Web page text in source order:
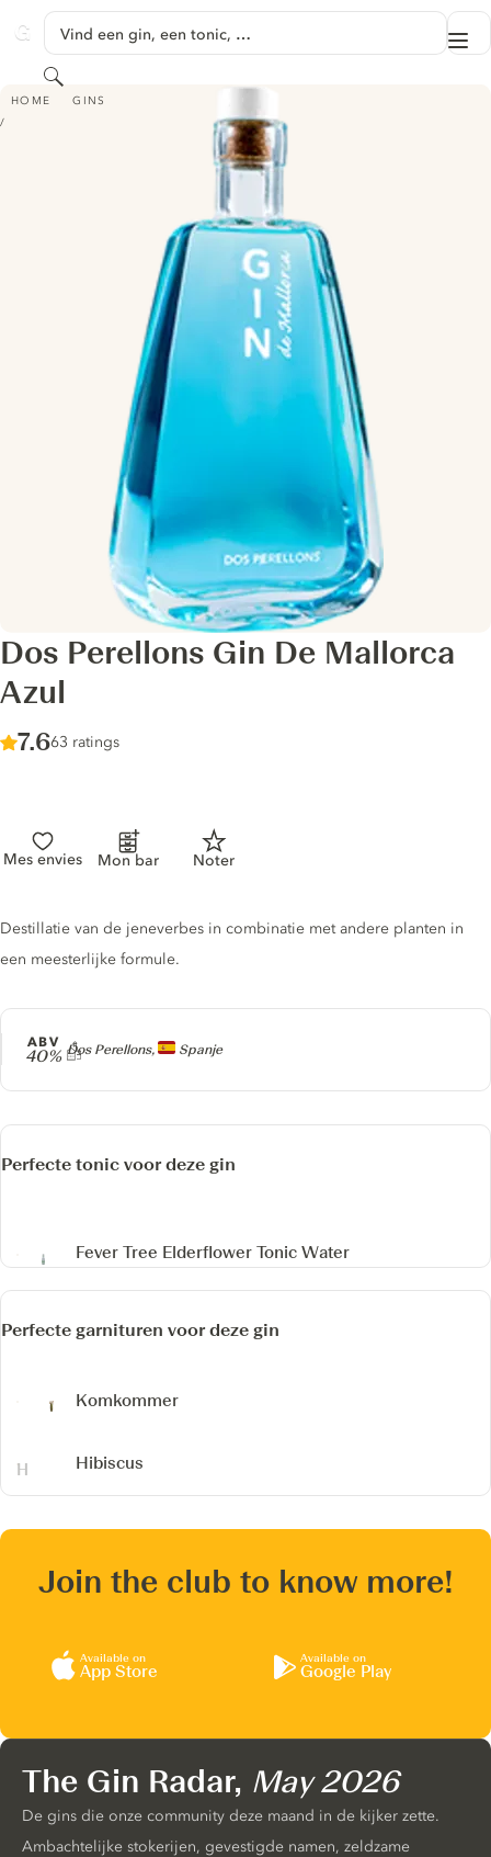
GINVENTORY
Vind een gin, een tonic, …
Zoeken
HOME GINS
DOS PERELLONS GIN DE MALLORCA AZUL
Dos Perellons Gin De Mallorca
Azul
Score :
7.6/ 10
63 ratings
Mes envies Mon bar Noter
Producer
Dos Perellons, Spanje
ABV
40%
Gin description
Destillatie van de jeneverbes in combinatie met andere planten in
een meesterlijke formule.
Perfecte tonic voor deze gin
Fever Tree Elderflower Tonic Water
Perfecte garnituren voor deze gin
Komkommer
Hibiscus
Join the club to know more!
Available on
App Store
Available on
Google Play
The Gin Radar, May 2026
De gins die onze community deze maand in de kijker zette.
Ambachtelijke stokerijen, gevestigde namen, zeldzame